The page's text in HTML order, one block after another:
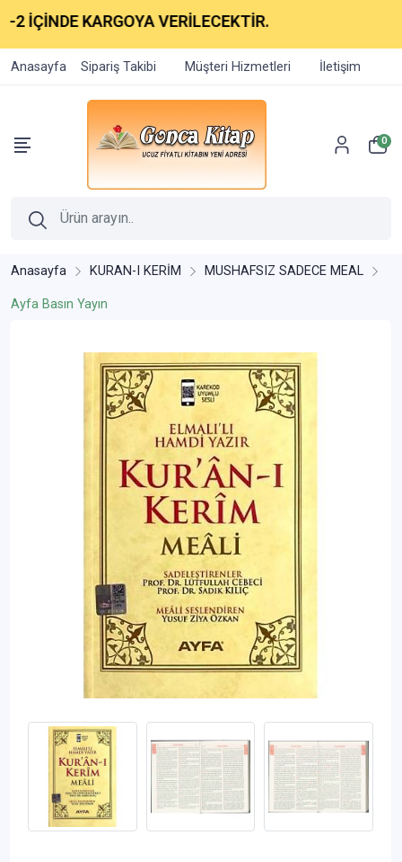
KARGOYA VERİLECEKTİR.
Anasayfa Sipariş Takibi Müşteri Hizmetleri İletişim
0
Anasayfa KURAN-I KERİM MUSHAFSIZ SADECE MEAL
Ayfa Basın Yayın